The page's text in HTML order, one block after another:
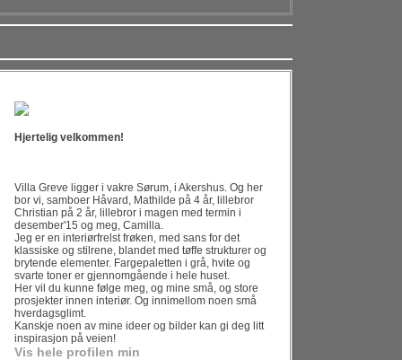
Hjertelig velkommen!
Villa Greve ligger i vakre Sørum, i Akershus. Og her
bor vi, samboer Håvard, Mathilde på 4 år, lillebror
Christian på 2 år, lillebror i magen med termin i
desember'15 og meg, Camilla.
Jeg er en interiørfrelst frøken, med sans for det
klassiske og stilrene, blandet med tøffe strukturer og
brytende elementer. Fargepaletten i grå, hvite og
svarte toner er gjennomgående i hele huset.
Her vil du kunne følge meg, og mine små, og store
prosjekter innen interiør. Og innimellom noen små
hverdagsglimt.
Kanskje noen av mine ideer og bilder kan gi deg litt
inspirasjon på veien!
Vis hele profilen min